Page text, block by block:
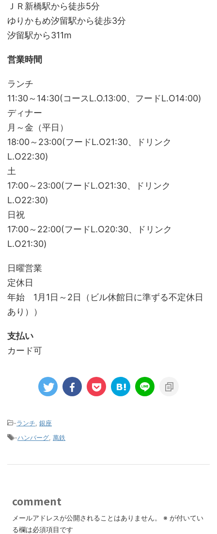
ＪＲ新橋駅から徒歩5分
ゆりかもめ汐留駅から徒歩3分
汐留駅から311m
営業時間
ランチ
11:30～14:30(コースL.O.13:00、フードL.O14:00)
ディナー
月～金（平日）
18:00～23:00(フードL.O21:30、ドリンク
L.O22:30)
土
17:00～23:00(フードL.O21:30、ドリンク
L.O22:30)
日祝
17:00～22:00(フードL.O20:30、ドリンク
L.O21:30)
日曜営業
定休日
年始 1月1日～2日（ビル休館日に準ずる不定休日
あり））
支払い
カード可
-ランチ 銀座
-ハンバーグ 萬鉄
comment
メールアドレスが公開されることはありません。 ※ が付いてい
る欄は必須項目です